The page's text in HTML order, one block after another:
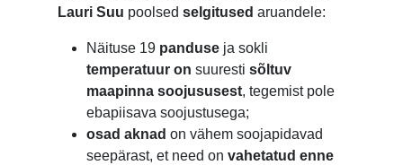
Lauri Suu poolsed selgitused aruandele:
Näituse 19 panduse ja sokli
temperatuur on suuresti sõltuv
maapinna soojususest, tegemist pole
ebapiisava soojustusega;
osad aknad on vähem soojapidavad
seepärast, et need on vahetatud enne